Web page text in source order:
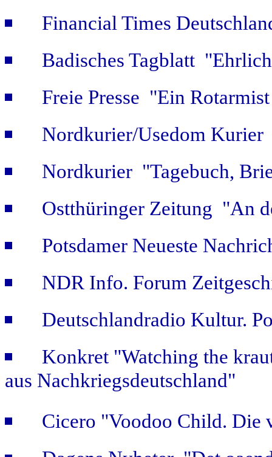
Financial Times
Badisches Tagblatt
Freie Presse "Ein
Nordkurier/Usedom
Nordkurier "Tagebuch,
Ostthüringer Zeitung "An
Potsdamer Neueste
NDR Info. Forum
Deutschlandradio Kultur.
Konkret "Watching the
aus Nachkriegsdeutschland"
Cicero "Voodoo Child. Die